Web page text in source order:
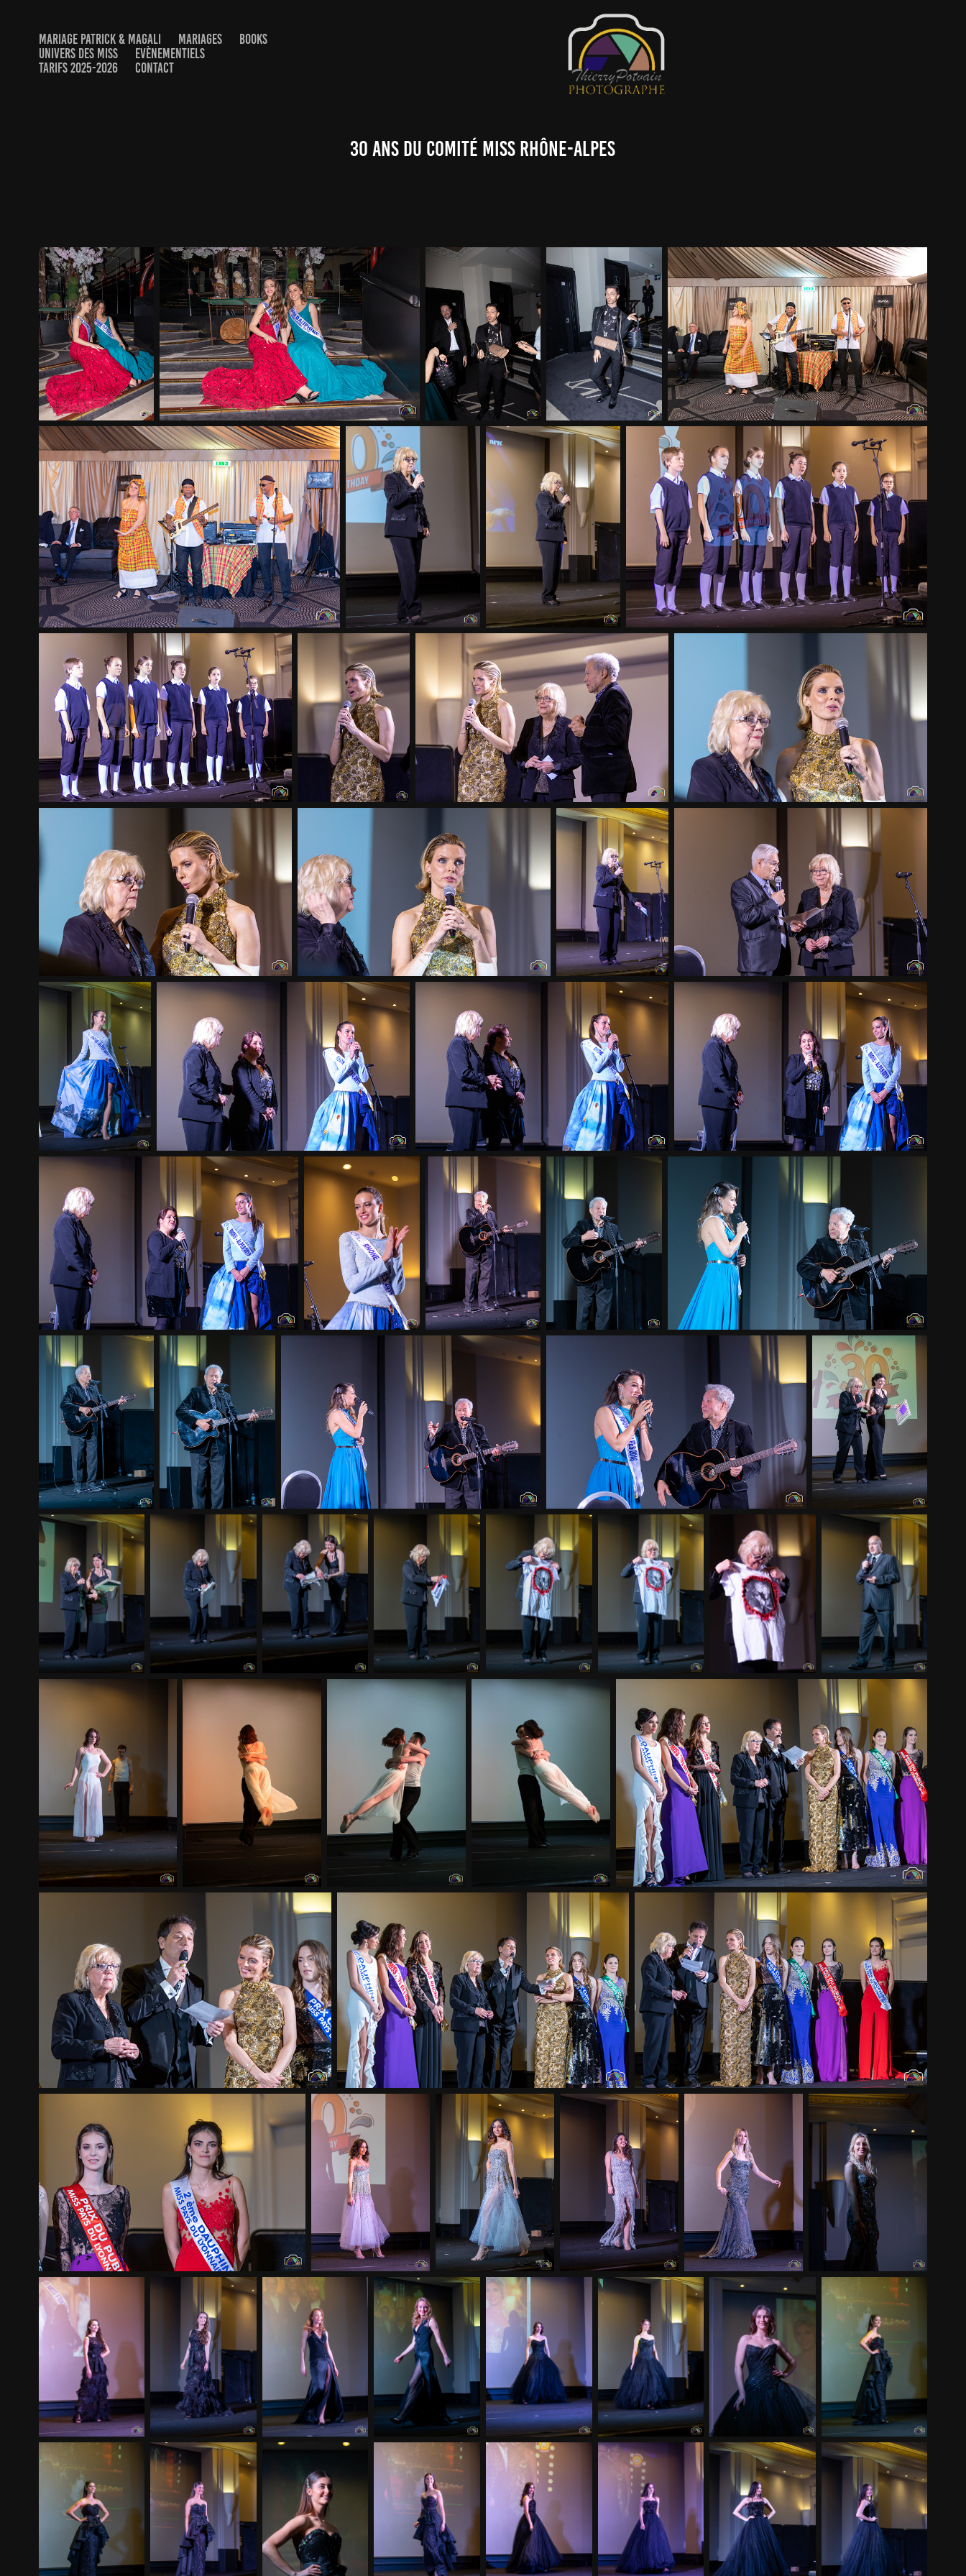
MARIAGE PATRICK & MAGALI MARIAGES
BOOKS
UNIVERS DES MISS
EVÈNEMENTIELS
TARIFS 2025-2026
CONTACT
30 ans du comité Miss Rhône-Alpes